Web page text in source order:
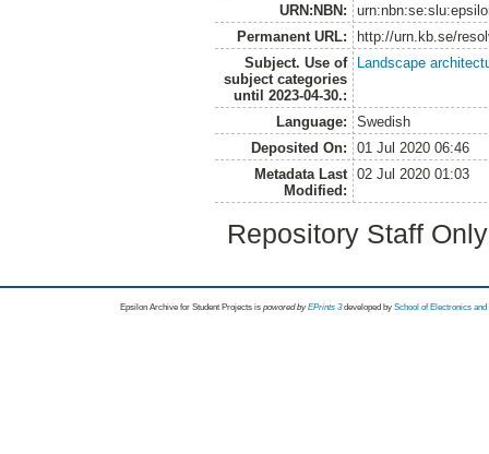
URN:NBN:
Permanent URL:
http://urn.kb.se/
Subject. Use of
subject categories
until 2023-04-30.:
Landscape
Language:
Swedish
Deposited On:
01 Jul 2020 06:46
Metadata Last
Modified:
02 Jul 2020 01:03
Repository Staff
Epsilon Archive for Student Projects is powored byEPrints 3 developed by School of Electronics